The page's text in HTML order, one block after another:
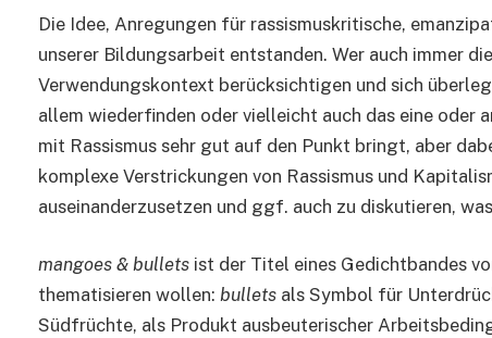
Die Idee, Anregungen für rassismuskritische,
unserer Bildungsarbeit entstanden. Wer auch immer
Verwendungskontext berücksichtigen und sich
allem wiederfinden oder vielleicht auch das eine oder
mit Rassismus sehr gut auf den Punkt bringt, aber
komplexe Verstrickungen von Rassismus und
auseinanderzusetzen und ggf. auch zu diskutieren,
mangoes & bullets ist der Titel eines Gedichtbandes
thematisieren wollen: bullets als Symbol für
Südfrüchte, als Produkt ausbeuterischer